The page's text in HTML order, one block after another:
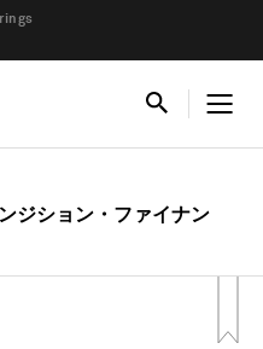
ジション・ファイナン